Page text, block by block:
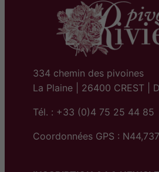
334 chemin des pivoines
La Plaine | 26400 CREST |
Tél. : +33 (0)4 75 25 44 85
Coordonnées GPS :